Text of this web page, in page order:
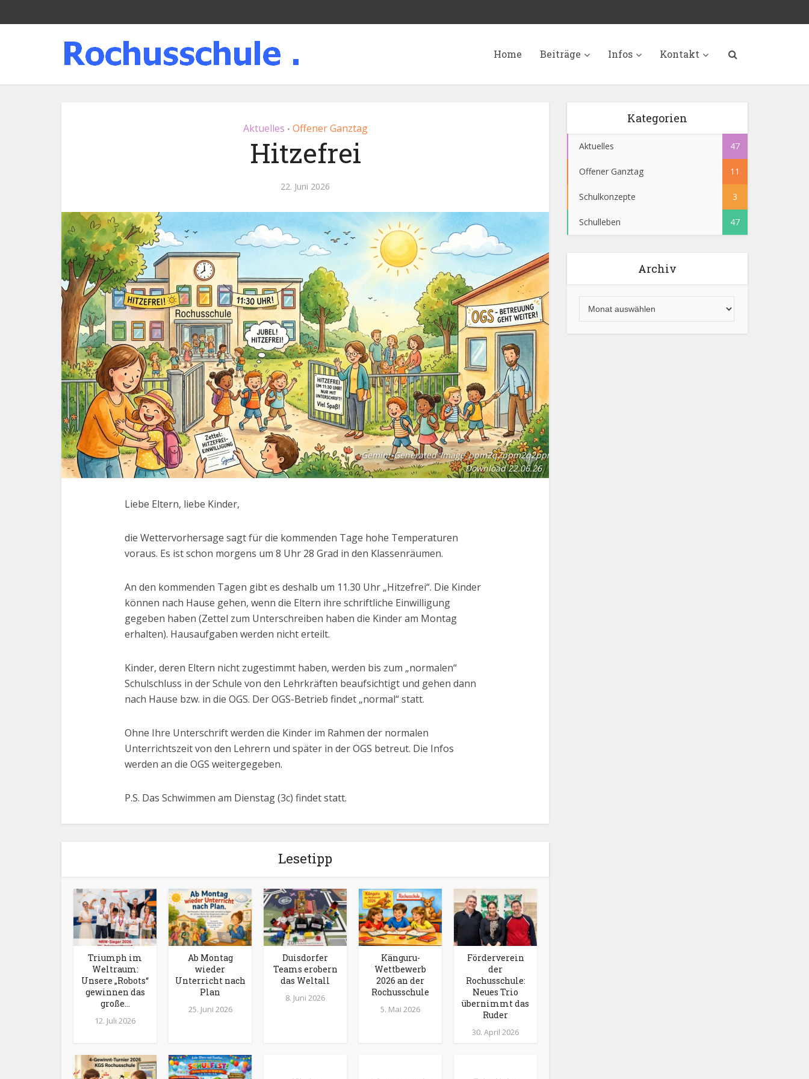
Home Beiträge Infos Kontakt
Aktuelles • Offener Ganztag
Hitzefrei
22. Juni 2026
Gemini_Generated_Image_ppm2q2ppm2q2ppm2,
Download 22.06.26
Liebe Eltern, liebe Kinder,
die Wettervorhersage sagt für die kommenden Tage hohe Temperaturen
voraus. Es ist schon morgens um 8 Uhr 28 Grad in den Klassenräumen.
An den kommenden Tagen gibt es deshalb um 11.30 Uhr „Hitzefrei“. Die Kinder
können nach Hause gehen, wenn die Eltern ihre schriftliche Einwilligung
gegeben haben (Zettel zum Unterschreiben haben die Kinder am Montag
erhalten). Hausaufgaben werden nicht erteilt.
Kinder, deren Eltern nicht zugestimmt haben, werden bis zum „normalen“
Schulschluss in der Schule von den Lehrkräften beaufsichtigt und gehen dann
nach Hause bzw. in die OGS. Der OGS-Betrieb findet „normal“ statt.
Ohne Ihre Unterschrift werden die Kinder im Rahmen der normalen
Unterrichtszeit von den Lehrern und später in der OGS betreut. Die Infos
werden an die OGS weitergegeben.
P.S. Das Schwimmen am Dienstag (3c) findet statt.
Lesetipp
Triumph im
Weltraum:
Unsere „Robots“
gewinnen das
große...
12. Juli 2026
Ab Montag
wieder
Unterricht nach
Plan
25. Juni 2026
Duisdorfer
Teams erobern
das Weltall
8. Juni 2026
Känguru-
Wettbewerb
2026 an der
Rochusschule
5. Mai 2026
Förderverein
der
Rochusschule:
Neues Trio
übernimmt das
Ruder
30. April 2026
Kategorien
Aktuelles 47
Offener Ganztag 11
Schulkonzepte 3
Schulleben 47
Archiv